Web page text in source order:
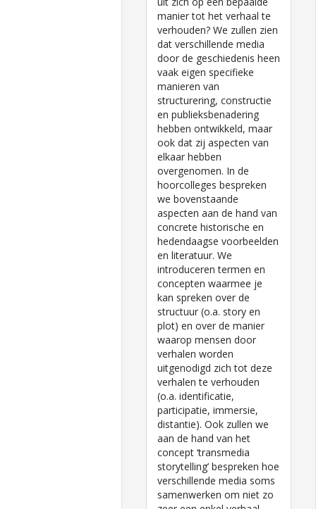
manier tot het verhaal te
verhouden? We zullen zien
dat verschillende media
door de geschiedenis heen
vaak eigen specifieke
manieren van
structurering, constructie
en publieksbenadering
hebben ontwikkeld, maar
ook dat zij aspecten van
elkaar hebben
overgenomen. In de
hoorcolleges bespreken
we bovenstaande
aspecten aan de hand van
concrete historische en
hedendaagse voorbeelden
en literatuur. We
introduceren termen en
concepten waarmee je
kan spreken over de
structuur (o.a. story en
plot) en over de manier
waarop mensen door
verhalen worden
uitgenodigd zich tot deze
verhalen te verhouden
(o.a. identificatie,
participatie, immersie,
distantie). Ook zullen we
aan de hand van het
concept ‘transmedia
storytelling’ bespreken hoe
verschillende media soms
samenwerken om niet zo